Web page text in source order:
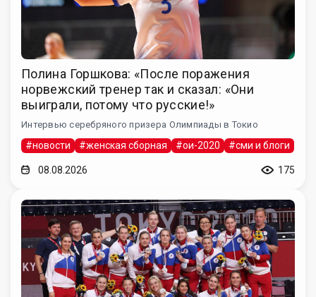
Полина Горшкова: «После поражения
норвежский тренер так и сказал: «Они
выиграли, потому что русские!»
Интервью серебряного призера Олимпиады в Токио
#новости #женская сборная #ои-2020 #сми и блоги
08.08.2026 175